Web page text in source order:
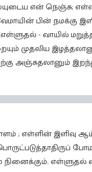
என் நெஞ்சு;
பின் நமக்கு
- வாயில்
முதலிய
அஞ்சுதலானும்
; எள்ளின் இளிவு
எள்ளுதல்